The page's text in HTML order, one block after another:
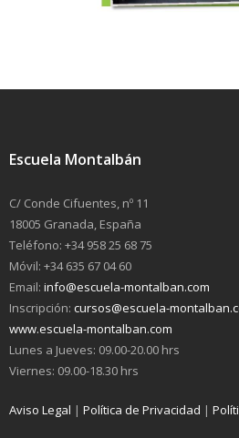
Escuela Montalbán
C/ Conde Cifuentes, nº 11
18005 Granada, España
Teléfono: +34 958 25 68 75
Móvil: +34 635 67 04 60
Email: info@escuela-montalban.com
Inscripción: cursos@escuela-
www.escuela-montalban.com
Lunes a Jueves: 09.00-20.00 hrs
Viernes: 09.00-18.30 hrs
Aviso Legal | Política de Privacidad |